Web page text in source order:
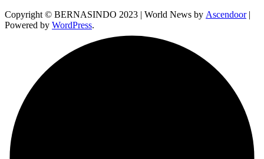
Copyright © BERNASINDO 2023 | World News by Ascendoor|
Powered by WordPress.